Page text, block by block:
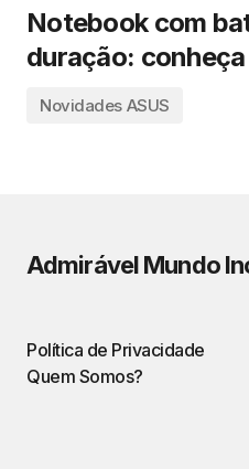
Notebook com
duração:
Novidades ASUS
Admirável Mundo
Política de Privacidade
Quem Somos?